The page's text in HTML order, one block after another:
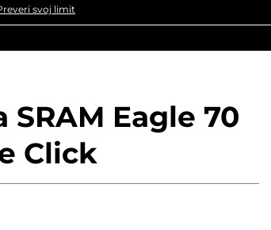
svoj limit
Eagle 70
Click